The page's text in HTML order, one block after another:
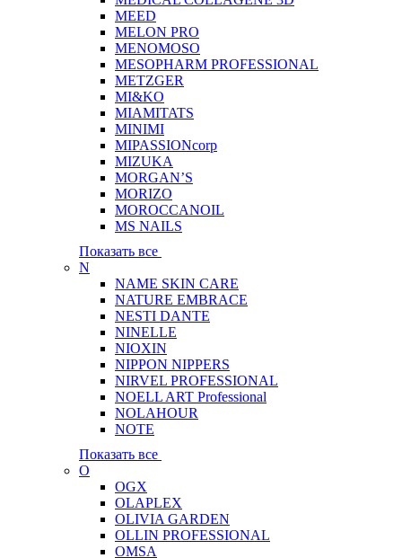
MEED
MELON PRO
MENOMOSO
MESOPHARM PROFESSIONAL
METZGER
MI&KO
MIAMITATS
MINIMI
MIPASSIONcorp
MIZUKA
MORGAN’S
MORIZO
MOROCCANOIL
MS NAILS
Показать все
N
NAME SKIN CARE
NATURE EMBRACE
NESTI DANTE
NINELLE
NIOXIN
NIPPON NIPPERS
NIRVEL PROFESSIONAL
NOELL ART Professional
NOLAHOUR
NOTE
Показать все
O
OGX
OLAPLEX
OLIVIA GARDEN
OLLIN PROFESSIONAL
OMSA